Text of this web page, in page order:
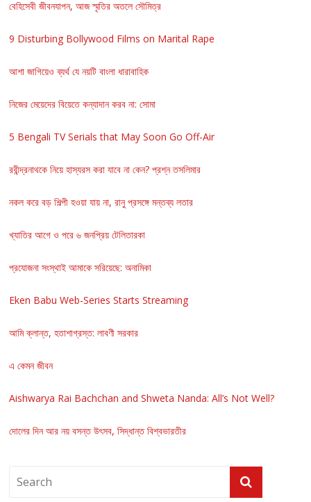
বেহিসেবী জীবনযাপন, আজ স্মৃতির অতলে সৌমিত্র
9 Disturbing Bollywood Films on Marital Rape
আশা জাগিয়েও ব্যর্থ যে নয়টি বাংলা ধারাবাহিক
নিজের মেয়েদের বিয়েতে কন্যাদান করব না: সোমা
5 Bengali TV Serials that May Soon Go Off-Air
রবীন্দ্রনাথকে নিয়ে হাস্যরস করা যাবে না কেন? প্রশ্ন তসলিমার
নকল করে বড় শিল্পী হওয়া যায় না, রানু প্রসঙ্গে মন্তব্য লতার
খ্যাতির আগে ও পরে ৬ জনপ্রিয় টেলিতারকা
প্রযোজনা সংস্থাই আমাকে সরিয়েছে: অনামিকা
Eken Babu Web-Series Starts Streaming
আমি ক্লান্ত, হতাশাগ্রস্ত: লাবণী সরকার
এ কেমন জীবন
Aishwarya Rai Bachchan and Shweta Nanda: All’s Not Well?
দোলের দিন আর নয় বসন্ত উৎসব, সিদ্ধান্ত বিশ্বভারতীর